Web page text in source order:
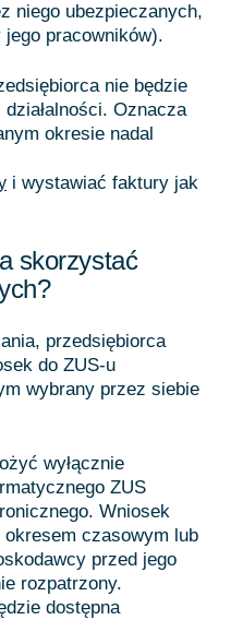
niego ubezpieczanych,
jego pracowników).
nie będzie
działalności. Oznacza
okresie nadal
i wystawiać faktury jak
skorzystać
przedsiębiorca
do ZUS-u
wybrany przez siebie
wyłącznie
ZUS
Wniosek
okresem czasowym lub
przed jego
rozpatrzony.
dostępna